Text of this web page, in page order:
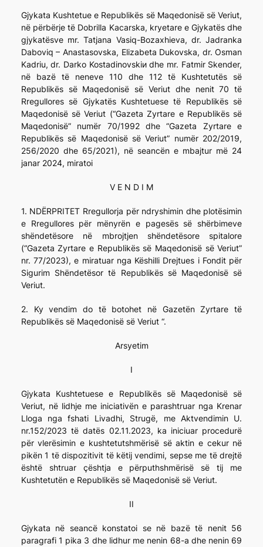
Gjykata Kushtetue e Republikës së Maqedonisë së Veriut,
në përbërje të Dobrilla Kacarska, kryetare e Gjykatës dhe
gjykatësve mr. Tatjana Vasiq-Bozaxhieva, dr. Jadranka
Daboviq – Anastasovska, Elizabeta Dukovska, dr. Osman
Kadriu, dr. Darko Kostadinovskiи dhe mr. Fatmir Skender,
në bazë të neneve 110 dhe 112 të Kushtetutës së
Republikës së Maqedonisë së Veriut dhe nenit 70 të
Rregullores së Gjykatës Kushtetuese të Republikës së
Maqedonisë së Veriut (“Gazeta Zyrtare e Republikës së
Maqedonisë” numër 70/1992 dhe “Gazeta Zyrtare e
Republikës së Maqedonisë së Veriut” numër 202/2019,
256/2020 dhe 65/2021), në seancën e mbajtur më 24
janar 2024, miratoi
V E N D I M
1. NDËRPRITET Rregullorja për ndryshimin dhe plotësimin
e Rregullores për mënyrën e pagesës së shërbimeve
shëndetësore në mbrojtjen shëndetësore spitalore
(“Gazeta Zyrtare e Republikës së Maqedonisë së Veriut”
nr. 77/2023), e miratuar nga Këshilli Drejtues i Fondit për
Sigurim Shëndetësor të Republikës së Maqedonisë së
Veriut.
2. Ky vendim do të botohet në Gazetën Zyrtare të
Republikës së Maqedonisë së Veriut “.
Arsyetim
I
Gjykata Kushtetuese e Republikës së Maqedonisë së
Veriut, në lidhje me iniciativën e parashtruar nga Krenar
Lloga nga fshati Livadhi, Strugë, me Aktvendimin U.
nr.152/2023 të datës 02.11.2023, ka iniciuar procedurë
për vlerësimin e kushtetutshmërisë së aktin e cekur në
pikën 1 të dispozitivit të këtij vendimi, sepse me të drejtë
është shtruar çështja e përputhshmërisë së tij me
Kushtetutën e Republikës së Maqedonisë së Veriut.
II
Gjykata në seancë konstatoi se në bazë të nenit 56
paragrafi 1 pika 3 dhe lidhur me nenin 68-a dhe nenin 69